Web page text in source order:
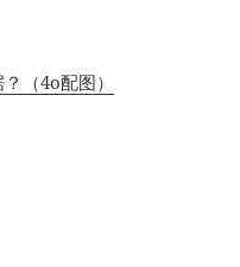
（4o配图）